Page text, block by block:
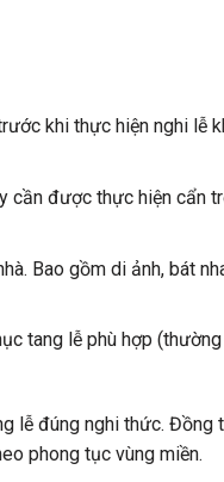
khi thực hiện nghi lễ
cần được thực hiện cẩn
Bao gồm di ảnh, bát
tang lễ phù hợp
lễ đúng nghi thức. Đồng
phong tục vùng miền.